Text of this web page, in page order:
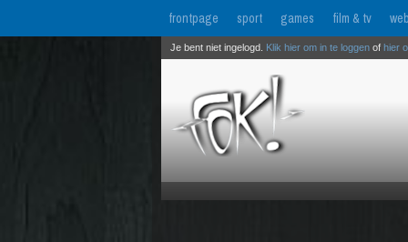
frontpage sport games film & tv
Je bent niet ingelogd. Klik hier om in te loggen of hier